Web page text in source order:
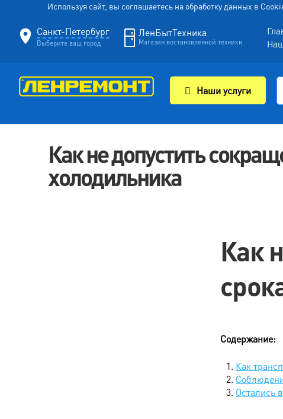
Используя сайт, вы соглашаетесь на обработку данных в
Санкт-Петербург
Выберите ваш город
ЛенБытТехника
Магазин востановленной техники
Наши услуги
Как не допустить
холодильника
Как
Содержание:
Как
Остались